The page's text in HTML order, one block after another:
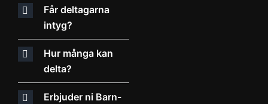
Får deltagarna
intyg?
Hur många kan
delta?
Erbjuder ni Barn-